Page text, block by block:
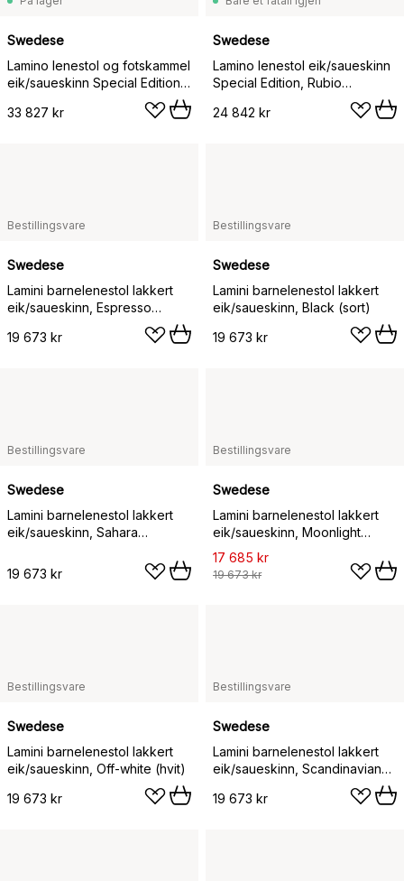
Swedese
Lamino lenestol og fotskammel
eik/saueskinn Special Edition,
Rubio Monocoat Chocolate-
Charcoal
33 827 kr
Swedese
Lamino lenestol eik/saueskinn
Special Edition, Rubio
Monocoat Chocolate-Charcoal
24 842 kr
Bestillingsvare
Swedese
Lamini barnelenestol lakkert
eik/saueskinn, Espresso
19 673 kr
Bestillingsvare
Swedese
Lamini barnelenestol lakkert
eik/saueskinn, Black (sort)
19 673 kr
Bestillingsvare
Swedese
Lamini barnelenestol lakkert
eik/saueskinn, Sahara
19 673 kr
Bestillingsvare
Swedese
Lamini barnelenestol lakkert
eik/saueskinn, Moonlight
(beige)
17 685 kr
19 673 kr
Bestillingsvare
Swedese
Lamini barnelenestol lakkert
eik/saueskinn, Off-white (hvit)
19 673 kr
Bestillingsvare
Swedese
Lamini barnelenestol lakkert
eik/saueskinn, Scandinavian
19 673 kr